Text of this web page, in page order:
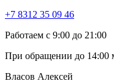
+7 8312 35 09 46
Работаем с 9:00 до 21:00
При обращении до 14:00
Власов Алексей